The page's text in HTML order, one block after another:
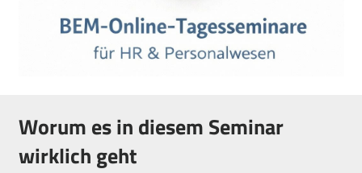
Worum es in diesem Seminar
wirklich geht